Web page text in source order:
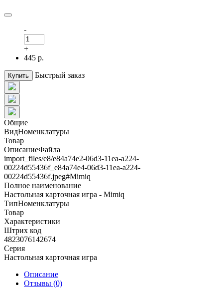
-
+
445 р.
Купить Быстрый заказ
Общие
ВидНоменклатуры
Товар
ОписаниеФайла
import_files/e8/e84a74e2-06d3-11ea-a224-
00224d55436f_e84a74e4-06d3-11ea-a224-
00224d55436f.jpeg#Mimiq
Полное наименование
Настольная карточная игра - Mimiq
ТипНоменклатуры
Товар
Характеристики
Штрих код
4823076142674
Серия
Настольная карточная игра
Описание
Отзывы (0)